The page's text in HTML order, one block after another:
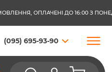
ОПЛАЧЕНІ ДО 16:00 З
(095) 695-93-90